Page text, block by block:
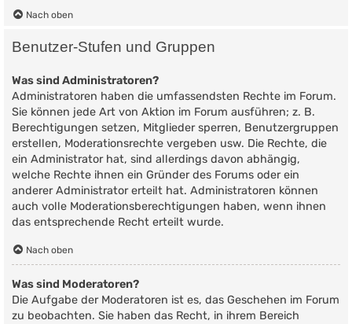
Nach oben
Benutzer-Stufen und Gruppen
Was sind Administratoren?
Administratoren haben die umfassendsten Rechte im Forum.
Sie können jede Art von Aktion im Forum ausführen; z. B.
Berechtigungen setzen, Mitglieder sperren, Benutzergruppen
erstellen, Moderationsrechte vergeben usw. Die Rechte, die
ein Administrator hat, sind allerdings davon abhängig,
welche Rechte ihnen ein Gründer des Forums oder ein
anderer Administrator erteilt hat. Administratoren können
auch volle Moderationsberechtigungen haben, wenn ihnen
das entsprechende Recht erteilt wurde.
Nach oben
Was sind Moderatoren?
Die Aufgabe der Moderatoren ist es, das Geschehen im Forum
zu beobachten. Sie haben das Recht, in ihrem Bereich